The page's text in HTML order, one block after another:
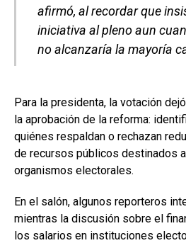
afirmó, al recordar que
iniciativa al pleno aun
no alcanzaría la mayoría
Para la presidenta, la votación
la aprobación de la reforma:
quiénes respaldan o rechazan
de recursos públicos destinados
organismos electorales.
En el salón, algunos reporteros
mientras la discusión sobre el
los salarios en instituciones